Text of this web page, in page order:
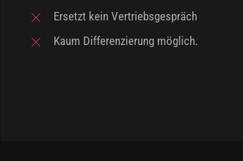
Ersetzt kein Vertriebsgespräch
Kaum Differenzierung möglich.